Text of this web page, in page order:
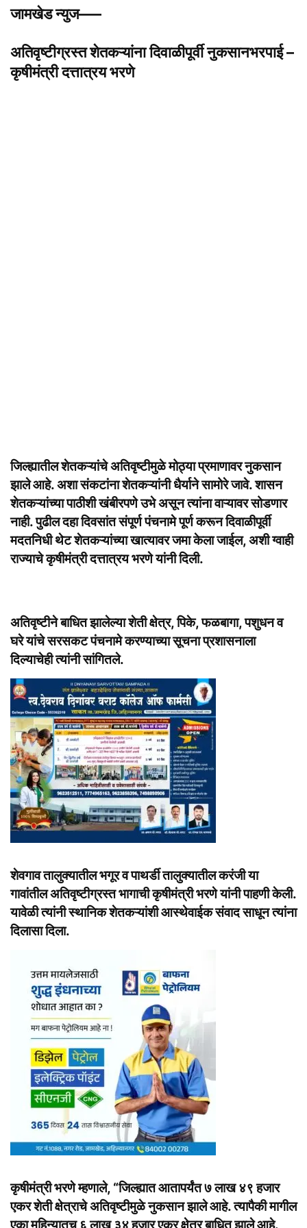
जामखेड न्युज—–
अतिवृष्टीग्रस्त शेतकऱ्यांना दिवाळीपूर्वी नुकसानभरपाई –
कृषीमंत्री दत्तात्रय भरणे
जिल्ह्यातील शेतकऱ्यांचे अतिवृष्टीमुळे मोठ्या प्रमाणावर नुकसान
झाले आहे. अशा संकटांना शेतकऱ्यांनी धैर्याने सामोरे जावे. शासन
शेतकऱ्यांच्या पाठीशी खंबीरपणे उभे असून त्यांना वाऱ्यावर सोडणार
नाही. पुढील दहा दिवसांत संपूर्ण पंचनामे पूर्ण करून दिवाळीपूर्वी
मदतनिधी थेट शेतकऱ्यांच्या खात्यावर जमा केला जाईल, अशी ग्वाही
राज्याचे कृषीमंत्री दत्तात्रय भरणे यांनी दिली.
अतिवृष्टीने बाधित झालेल्या शेती क्षेत्र, पिके, फळबागा, पशुधन व
घरे यांचे सरसकट पंचनामे करण्याच्या सूचना प्रशासनाला
दिल्याचेही त्यांनी सांगितले.
शेवगाव तालुक्यातील भगूर व पाथर्डी तालुक्यातील करंजी या
गावांतील अतिवृष्टीग्रस्त भागाची कृषीमंत्री भरणे यांनी पाहणी केली.
यावेळी त्यांनी स्थानिक शेतकऱ्यांशी आस्थेवाईक संवाद साधून त्यांना
दिलासा दिला.
कृषीमंत्री भरणे म्हणाले, “जिल्ह्यात आतापर्यंत ७ लाख ४९ हजार
एकर शेती क्षेत्राचे अतिवृष्टीमुळे नुकसान झाले आहे. त्यापैकी मागील